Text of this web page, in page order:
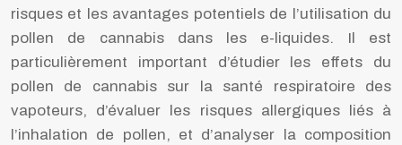
risques et les avantages potentiels de l’utilisation du
pollen de cannabis dans les e-liquides. Il est
particulièrement important d’étudier les effets du
pollen de cannabis sur la santé respiratoire des
vapoteurs, d’évaluer les risques allergiques liés à
l’inhalation de pollen, et d’analyser la composition